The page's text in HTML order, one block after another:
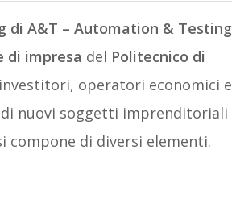
A&T – Automation & Testing
di impresa del Politecnico di
operatori economici e
nuovi soggetti imprenditoriali
compone di diversi elementi.